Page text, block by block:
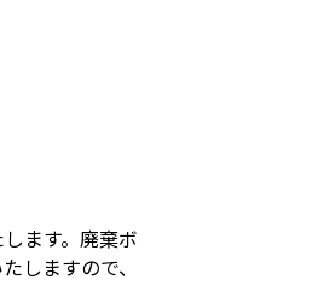
ます。廃棄ボ
しますので、